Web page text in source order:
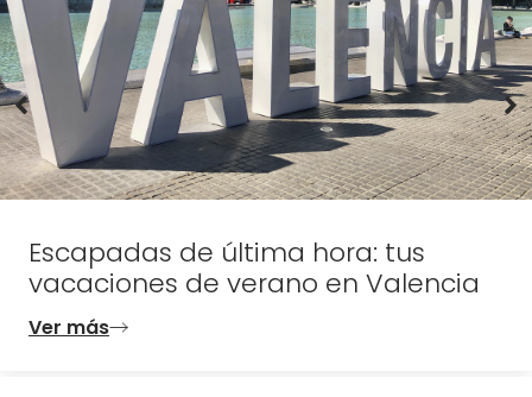
Escapadas de última hora: tus
vacaciones de verano en Valencia
Ver más